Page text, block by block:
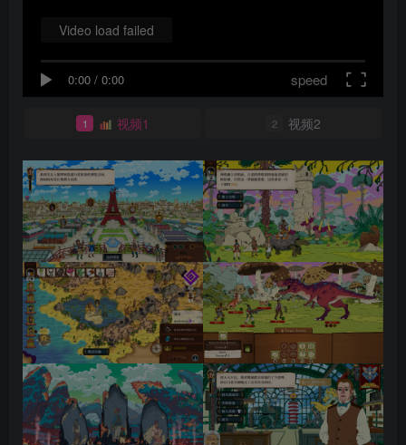
0:00 / 0:00 speed
Video load failed
1 视频1 2 视频2